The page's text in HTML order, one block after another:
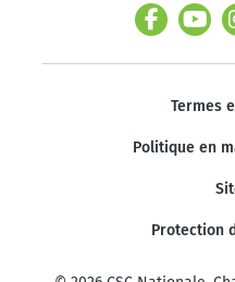
Termes
Politique en
Protection